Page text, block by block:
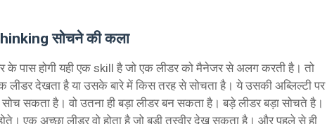
सोचने की कला
के पास होगी यही एक skill है जो एक लीडर को मैनेजर से अलग करती है। तो
देखता है या उसके बारे में किस तरह से सोचता है। ये उसकी अब्लिल्टी पर
सोच सकता है। वो उतना ही बड़ा लीडर बन सकता है। बड़े लीडर बड़ा सोचते है।
एक अच्छा लीडर वो होता है जो बड़ी तस्वीर देख सकता है। और पहले से ही